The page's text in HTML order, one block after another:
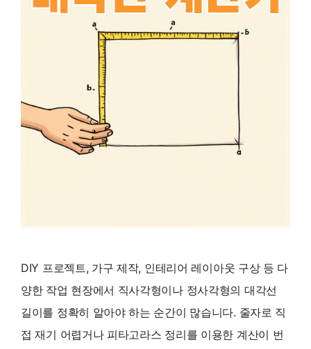
DIY 프로젝트, 가구 제작, 인테리어 레이아웃 구상 등 다
양한 작업 현장에서 직사각형이나 정사각형의 대각선
길이를 정확히 알아야 하는 순간이 많습니다. 줄자로 직
접 재기 어렵거나 피타고라스 정리를 이용한 계산이 번